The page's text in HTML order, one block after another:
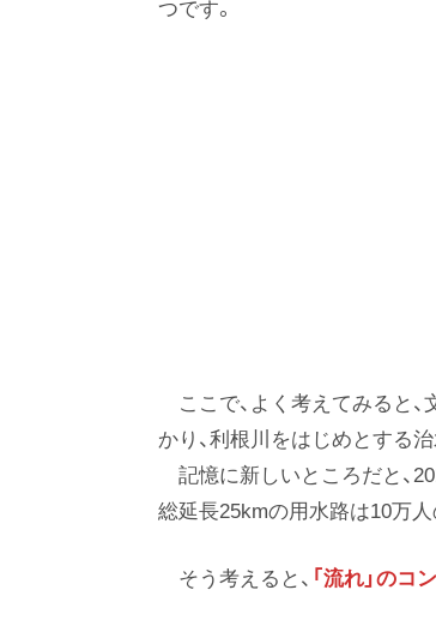
つです。
ここで、よく考えてみると
かり、利根川をはじめとする
記憶に新しいところだと、
総延長25kmの用水路は10万
そう考えると、 「流れ」の